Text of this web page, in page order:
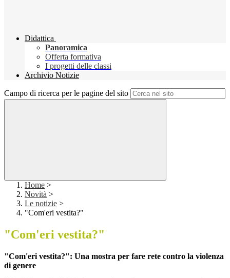
Didattica
Panoramica
Offerta formativa
I progetti delle classi
Archivio Notizie
Campo di ricerca per le pagine del sito
Home >
Novità >
Le notizie >
"Com'eri vestita?"
"Com'eri vestita?"
"Com'eri vestita?": Una mostra per fare rete contro la violenza
di genere